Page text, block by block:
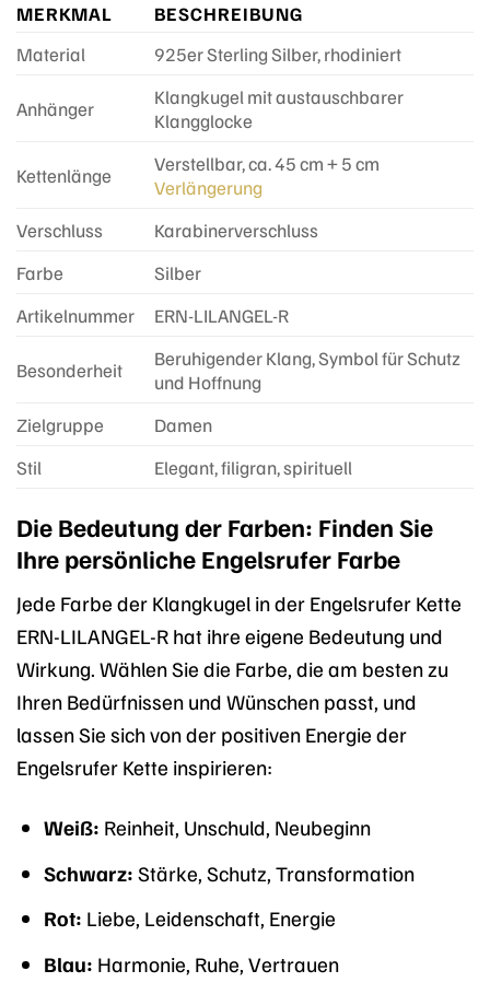
MERKMAL
BESCHREIBUNG
Material
925er Sterling Silber, rhodiniert
Anhänger
Klangkugel mit austauschbarer
Klangglocke
Kettenlänge
Verstellbar, ca. 45 cm + 5 cm
Verlängerung
Verschluss
Karabinerverschluss
Farbe
Silber
Artikelnummer
ERN-LILANGEL-R
Besonderheit
Beruhigender Klang, Symbol für Schutz
und Hoffnung
Zielgruppe
Damen
Stil
Elegant, filigran, spirituell
Die Bedeutung der Farben: Finden Sie
Ihre persönliche Engelsrufer Farbe
Jede Farbe der Klangkugel in der Engelsrufer Kette
ERN-LILANGEL-R hat ihre eigene Bedeutung und
Wirkung. Wählen Sie die Farbe, die am besten zu
Ihren Bedürfnissen und Wünschen passt, und
lassen Sie sich von der positiven Energie der
Engelsrufer Kette inspirieren:
Weiß: Reinheit, Unschuld, Neubeginn
Schwarz: Stärke, Schutz, Transformation
Rot: Liebe, Leidenschaft, Energie
Blau: Harmonie, Ruhe, Vertrauen